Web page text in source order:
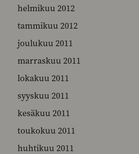
helmikuu 2012
tammikuu 2012
joulukuu 2011
marraskuu 2011
lokakuu 2011
syyskuu 2011
kesäkuu 2011
toukokuu 2011
huhtikuu 2011